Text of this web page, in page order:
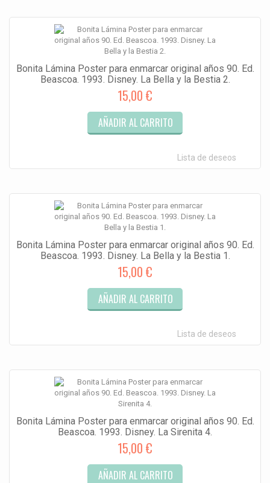
Bonita Lámina Poster para enmarcar original años 90. Ed.
Beascoa. 1993. Disney. La Bella y la Bestia 2.
15,00 €
AÑADIR AL CARRITO
Lista de deseos
Bonita Lámina Poster para enmarcar original años 90. Ed.
Beascoa. 1993. Disney. La Bella y la Bestia 1.
15,00 €
AÑADIR AL CARRITO
Lista de deseos
Bonita Lámina Poster para enmarcar original años 90. Ed.
Beascoa. 1993. Disney. La Sirenita 4.
15,00 €
AÑADIR AL CARRITO